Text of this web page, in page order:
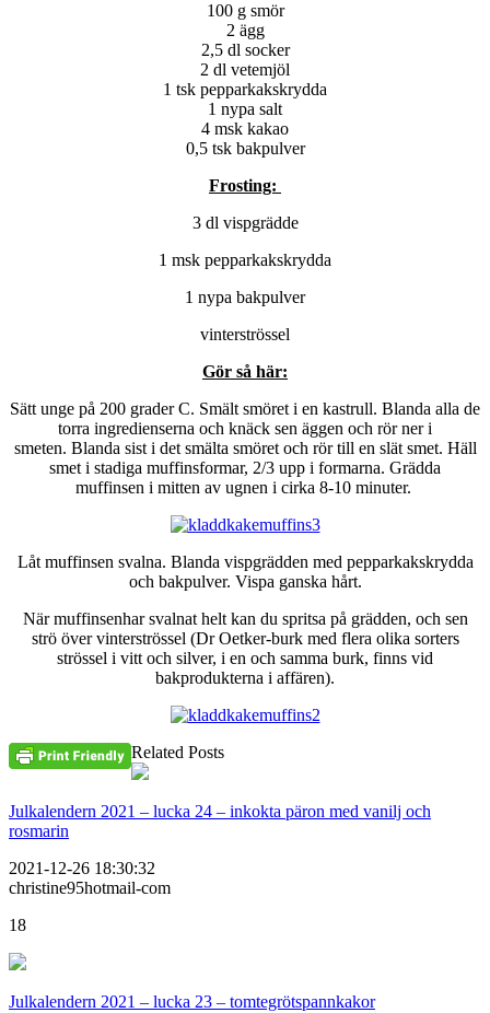
100 g smör
2 ägg
2,5 dl socker
2 dl vetemjöl
1 tsk pepparkakskrydda
1 nypa salt
4 msk kakao
0,5 tsk bakpulver
Frosting:
3 dl vispgrädde
1 msk pepparkakskrydda
1 nypa bakpulver
vinterströssel
Gör så här:
Sätt unge på 200 grader C. Smält smöret i en kastrull. Blanda alla de
torra ingredienserna och knäck sen äggen och rör ner i
smeten. Blanda sist i det smälta smöret och rör till en slät smet. Häll
smet i stadiga muffinsformar, 2/3 upp i formarna. Grädda
muffinsen i mitten av ugnen i cirka 8-10 minuter.
Låt muffinsen svalna. Blanda vispgrädden med pepparkakskrydda
och bakpulver. Vispa ganska hårt.
När muffinsenhar svalnat helt kan du spritsa på grädden, och sen
strö över vinterströssel (Dr Oetker-burk med flera olika sorters
strössel i vitt och silver, i en och samma burk, finns vid
bakprodukterna i affären).
Related Posts
Julkalendern 2021 – lucka 24 – inkokta päron med vanilj och
rosmarin
2021-12-26 18:30:32
christine95hotmail-com
18
Julkalendern 2021 – lucka 23 – tomtegrötspannkakor